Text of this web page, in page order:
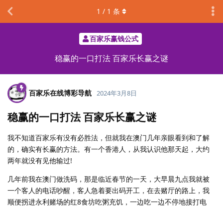
百家乐赢钱公式
稳赢的一口打法 百家乐长赢之谜
1 / 1 条
百家乐在线博彩导航 2024年3月8日
稳赢的一口打法 百家乐长赢之谜
我不知道百家乐有没有必胜法，但就我在澳门几年亲眼看到和了解
的，确实有长赢的方法。有一个香港人，从我认识他那天起，大约
两年就没有见他输过!
几年前我在澳门做洗码，那是临近春节的一天，大早晨九点我就被
一个客人的电话吵醒，客人急着要出码开工，在去赌厅的路上，我
顺便拐进永利赌场的红8食坊吃粥充饥，一边吃一边不停地接打电